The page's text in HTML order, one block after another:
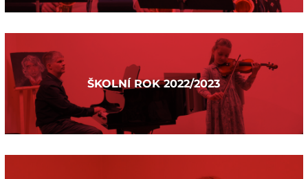
ŠKOLNÍ ROK 2022/2023